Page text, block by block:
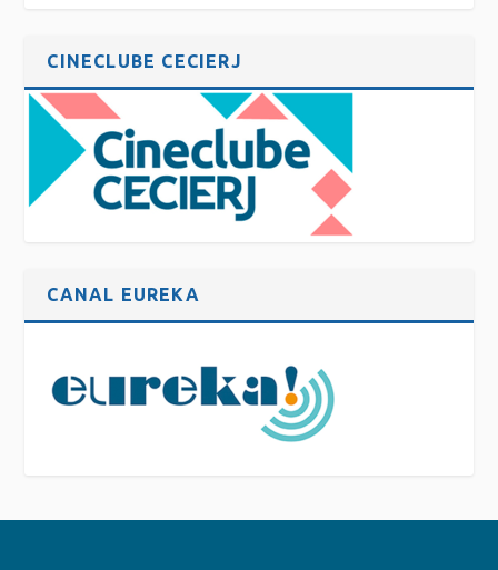
CINECLUBE CECIERJ
CANAL EUREKA